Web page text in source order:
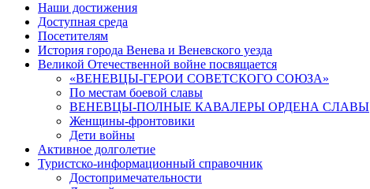
Наши достижения
Доступная среда
Посетителям
История города Венева и Веневского уезда
Великой Отечественной войне посвящается
«ВЕНЕВЦЫ-ГЕРОИ СОВЕТСКОГО СОЮЗА»
По местам боевой славы
ВЕНЕВЦЫ-ПОЛНЫЕ КАВАЛЕРЫ ОРДЕНА СЛАВЫ
Женщины-фронтовики
Дети войны
Активное долголетие
Туристско-информационный справочник
Достопримечательности